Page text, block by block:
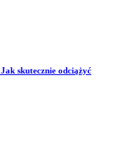
skutecznie odciążyć